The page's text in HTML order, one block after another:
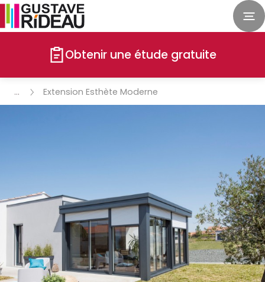
Obtenir une étude gratuite
Extension Esthète Moderne